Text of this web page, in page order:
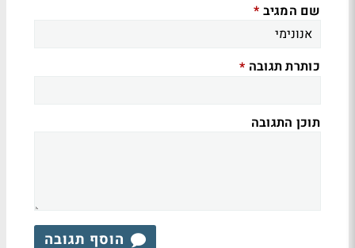
שם המגיב *
כותרת תגובה *
תוכן התגובה
הוסף תגובה